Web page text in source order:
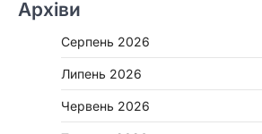
Архіви
Серпень 2026
Липень 2026
Червень 2026